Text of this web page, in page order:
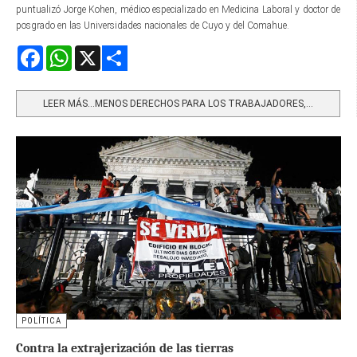
puntualizó Jorge Kohen, médico especializado en Medicina Laboral y doctor de
posgrado en las Universidades nacionales de Cuyo y del Comahue.
FacebookWhatsApp
LEER MÁS…MENOS DERECHOS PARA LOS TRABAJADORES,...
POLÍTICA
Contra la extrajerización de las tierras